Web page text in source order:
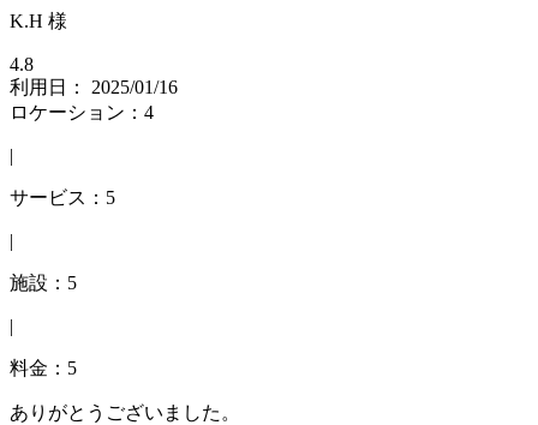
K.H 様
4.8
利用日： 2025/01/16
ロケーション：4
|
サービス：5
|
施設：5
|
料金：5
ありがとうございました。